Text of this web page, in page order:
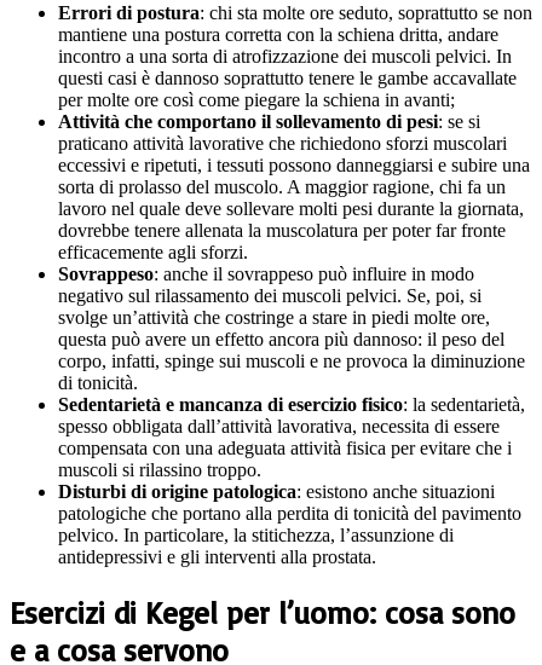
Errori di postura: chi sta molte ore seduto, soprattutto se non
mantiene una postura corretta con la schiena dritta, andare
incontro a una sorta di atrofizzazione dei muscoli pelvici. In
questi casi è dannoso soprattutto tenere le gambe accavallate
per molte ore così come piegare la schiena in avanti;
Attività che comportano il sollevamento di pesi: se si
praticano attività lavorative che richiedono sforzi muscolari
eccessivi e ripetuti, i tessuti possono danneggiarsi e subire una
sorta di prolasso del muscolo. A maggior ragione, chi fa un
lavoro nel quale deve sollevare molti pesi durante la giornata,
dovrebbe tenere allenata la muscolatura per poter far fronte
efficacemente agli sforzi.
Sovrappeso: anche il sovrappeso può influire in modo
negativo sul rilassamento dei muscoli pelvici. Se, poi, si
svolge un’attività che costringe a stare in piedi molte ore,
questa può avere un effetto ancora più dannoso: il peso del
corpo, infatti, spinge sui muscoli e ne provoca la diminuzione
di tonicità.
Sedentarietà e mancanza di esercizio fisico: la sedentarietà,
spesso obbligata dall’attività lavorativa, necessita di essere
compensata con una adeguata attività fisica per evitare che i
muscoli si rilassino troppo.
Disturbi di origine patologica: esistono anche situazioni
patologiche che portano alla perdita di tonicità del pavimento
pelvico. In particolare, la stitichezza, l’assunzione di
antidepressivi e gli interventi alla prostata.
Esercizi di Kegel per l’uomo: cosa sono
e a cosa servono